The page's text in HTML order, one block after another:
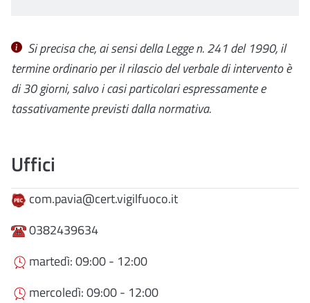
Si precisa che, ai sensi della Legge n. 241 del 1990, il
termine ordinario per il rilascio del verbale di intervento è
di 30 giorni, salvo i casi particolari espressamente e
tassativamente previsti dalla normativa.
Uffici
com.pavia@cert.vigilfuoco.it
0382439634
martedì: 09:00 - 12:00
mercoledì: 09:00 - 12:00